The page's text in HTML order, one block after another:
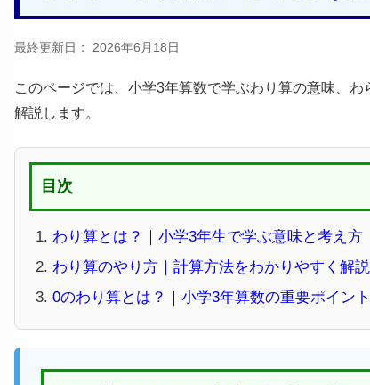
最終更新日： 2026年6月18日
このページでは、小学3年算数で学ぶわり算の意味、
解説します。
目次
わり算とは？｜小学3年生で学ぶ意味と考え方
わり算のやり方｜計算方法をわかりやすく解説
0のわり算とは？｜小学3年算数の重要ポイント